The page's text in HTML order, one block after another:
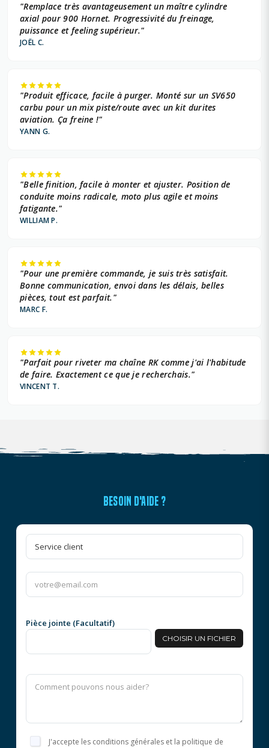
"Remplace très avantageusement un maître cylindre
axial pour 900 Hornet. Progressivité du freinage,
puissance et feeling supérieur."
JOËL C.
"Produit efficace, facile à purger. Monté sur un SV650
carbu pour un mix piste/route avec un kit durites
aviation. Ça freine !"
YANN G.
"Belle finition, facile à monter et ajuster. Position de
conduite moins radicale, moto plus agile et moins
fatigante."
WILLIAM P.
"Pour une première commande, je suis très satisfait.
Bonne communication, envoi dans les délais, belles
pièces, tout est parfait."
MARC F.
"Parfait pour riveter ma chaîne RK comme j'ai l'habitude
de faire. Exactement ce que je recherchais."
VINCENT T.
BESOIN D'AIDE ?
Pièce jointe (Facultatif)
CHOISIR UN FICHIER
J'accepte les conditions générales et la politique de